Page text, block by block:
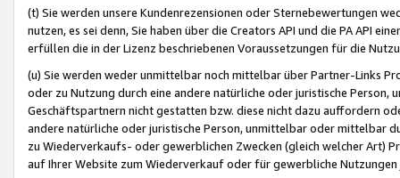
(t) Sie werden unsere Kundenrezensionen oder Sternebewertungen
nutzen, es sei denn, Sie haben über die Creators API und die PA API
erfüllen die in der Lizenz beschriebenen Voraussetzungen für die
(u) Sie werden weder unmittelbar noch mittelbar über Partner-Links
oder zu Nutzung durch eine andere natürliche oder juristische
Geschäftspartnern nicht gestatten bzw. diese nicht dazu auffordern
andere natürliche oder juristische Person, unmittelbar oder mittelbar
zu Wiederverkaufs- oder gewerblichen Zwecken (gleich welcher Art)
auf Ihrer Website zum Wiederverkauf oder für gewerbliche